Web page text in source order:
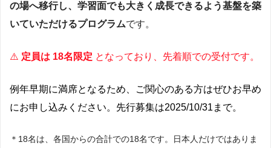
の場へ移行し、学習面でも大きく成長できるよう基盤を築
いていただけるプログラムです。
⚠️ 定員は 18名限定 となっており、先着順での受付です。
例年早期に満席となるため、ご関心のある方はぜひお早め
にお申し込みください。先行募集は2025/10/31まで。
＊18名は、各国からの合計での18名です。日本人だけではありま